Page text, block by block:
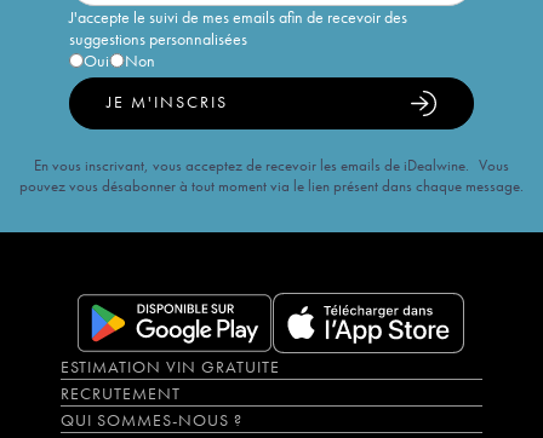
J'accepte le suivi de mes emails afin de recevoir des
suggestions personnalisées
Oui
Non
JE M'INSCRIS
En vous inscrivant, vous acceptez de recevoir les emails de iDealwine. Vous
pouvez vous désabonner à tout moment via le lien présent dans chaque message.
ESTIMATION VIN GRATUITE
RECRUTEMENT
QUI SOMMES-NOUS ?